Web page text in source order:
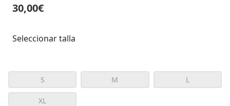
30,00€
Seleccionar talla
S M L
XL